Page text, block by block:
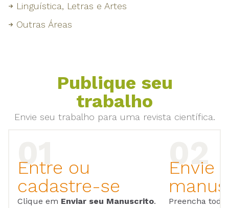
Linguística, Letras e Artes
Outras Áreas
Publique seu
trabalho
Envie seu trabalho para uma revista científica.
Entre ou
cadastre-se
Clique em Enviar seu Manuscrito.
Envie
Preencha